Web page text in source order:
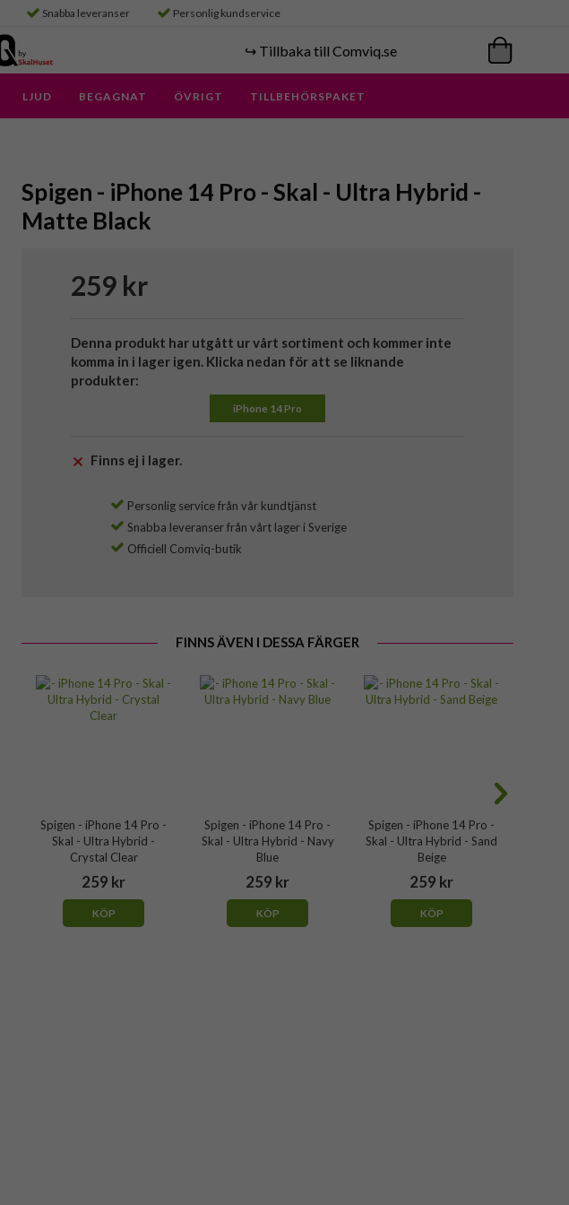
Snabba leveranser Personlig kundservice
↪️ Tillbaka till Comviq.se
LJUD BEGAGNAT ÖVRIGT TILLBEHÖRSPAKET
Spigen - iPhone 14 Pro - Skal - Ultra Hybrid -
Matte Black
259 kr
Denna produkt har utgått ur vårt sortiment och kommer inte
komma in i lager igen. Klicka nedan för att se liknande
produkter:
iPhone 14 Pro
Finns ej i lager.
Personlig service från vår kundtjänst
Snabba leveranser från vårt lager i Sverige
Officiell Comviq-butik
FINNS ÄVEN I DESSA FÄRGER
Spigen - iPhone 14 Pro -
Skal - Ultra Hybrid -
Crystal Clear
259 kr
KÖP
Spigen - iPhone 14 Pro -
Skal - Ultra Hybrid - Navy
Blue
259 kr
KÖP
Spigen - iPhone 14 Pro -
Skal - Ultra Hybrid - Sand
Beige
259 kr
KÖP